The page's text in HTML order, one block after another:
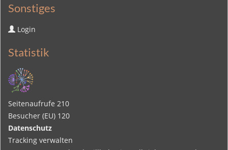
Sonstiges
Login
Statistik
Seitenaufrufe 210
Besucher (EU) 120
Datenschutz
Tracking verwalten